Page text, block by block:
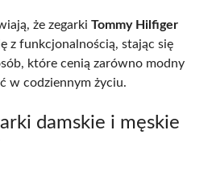
że zegarki Tommy Hilfiger
z funkcjonalnością, stając się
które cenią zarówno modny
w codziennym życiu.
damskie i męskie